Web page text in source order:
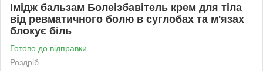
Імідж бальзам Болеізбавітель крем для тіла
від ревматичного болю в суглобах та м'язах
блокує біль
Готово до відправки
Роздріб